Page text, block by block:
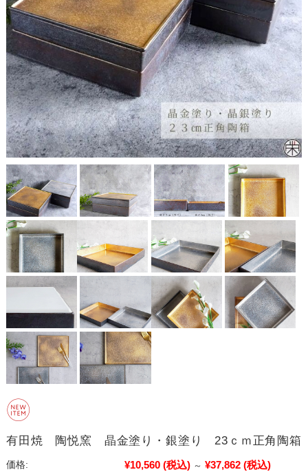
有田焼 陶悦窯 晶金塗り・銀塗り 23ｃｍ正角陶箱
価格: ¥10,560 (税込) ～ ¥37,862 (税込)